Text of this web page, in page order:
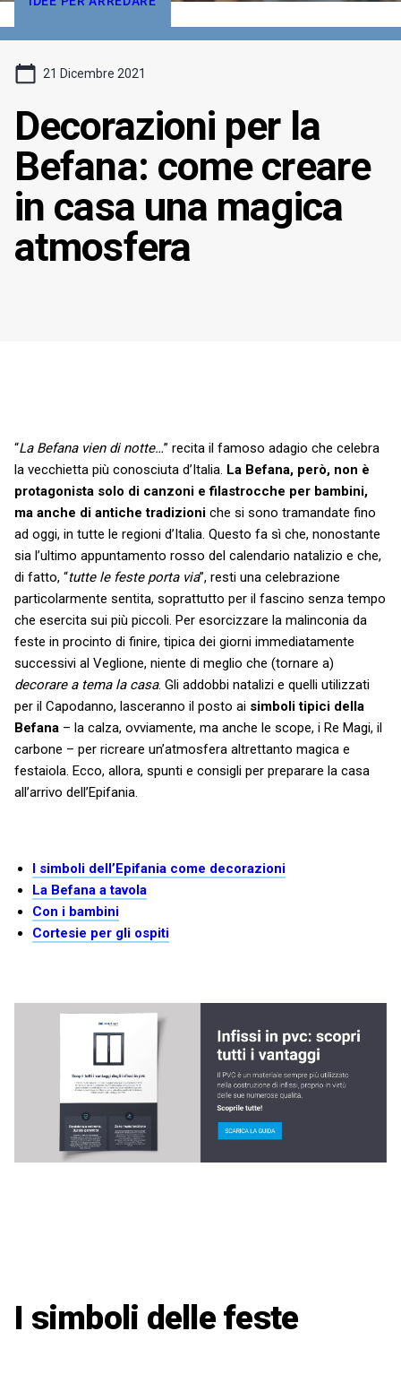
21 Dicembre 2021
Decorazioni per la
Befana: come creare
in casa una magica
atmosfera
“La Befana vien di notte…” recita il famoso adagio che celebra
la vecchietta più conosciuta d’Italia. La Befana, però, non è
protagonista solo di canzoni e filastrocche per bambini,
ma anche di antiche tradizioni che si sono tramandate fino
ad oggi, in tutte le regioni d’Italia. Questo fa sì che, nonostante
sia l’ultimo appuntamento rosso del calendario natalizio e che,
di fatto, “tutte le feste porta via”, resti una celebrazione
particolarmente sentita, soprattutto per il fascino senza tempo
che esercita sui più piccoli. Per esorcizzare la malinconia da
feste in procinto di finire, tipica dei giorni immediatamente
successivi al Veglione, niente di meglio che (tornare a)
decorare a tema la casa. Gli addobbi natalizi e quelli utilizzati
per il Capodanno, lasceranno il posto ai simboli tipici della
Befana – la calza, ovviamente, ma anche le scope, i Re Magi, il
carbone – per ricreare un’atmosfera altrettanto magica e
festaiola. Ecco, allora, spunti e consigli per preparare la casa
all’arrivo dell’Epifania.
I simboli dell’Epifania come decorazioni
La Befana a tavola
Con i bambini
Cortesie per gli ospiti
I simboli delle feste